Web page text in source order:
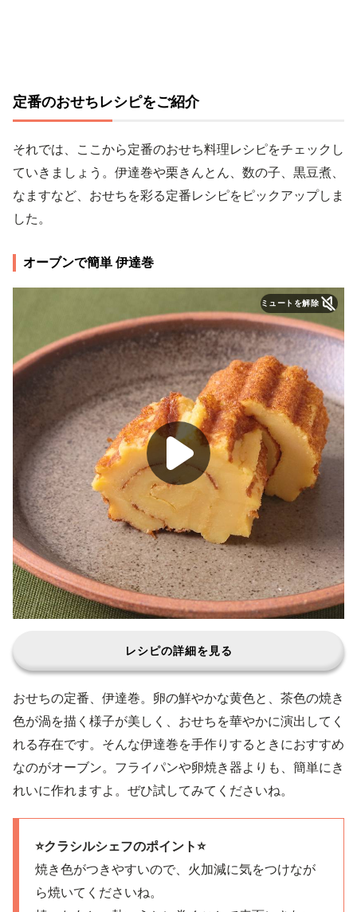
定番のおせちレシピをご紹介
それでは、ここから定番のおせち料理レシピをチェックし
ていきましょう。伊達巻や栗きんとん、数の子、黒豆煮、
なますなど、おせちを彩る定番レシピをピックアップしま
した。
オーブンで簡単 伊達巻
ミュートを解除
レシピの詳細を見る
おせちの定番、伊達巻。卵の鮮やかな黄色と、茶色の焼き
色が渦を描く様子が美しく、おせちを華やかに演出してく
れる存在です。そんな伊達巻を手作りするときにおすすめ
なのがオーブン。フライパンや卵焼き器よりも、簡単にき
れいに作れますよ。ぜひ試してみてくださいね。
⭐️クラシルシェフのポイント⭐️
焼き色がつきやすいので、火加減に気をつけなが
ら焼いてくださいね。